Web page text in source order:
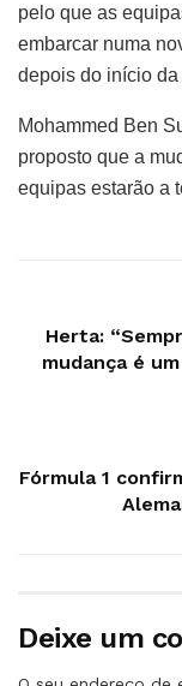
pelo que as
embarcar numa
depois do início da
Mohammed Ben
proposto que a
equipas estarão a
Herta:
mudança é
Fórmula 1
Deixe um